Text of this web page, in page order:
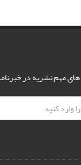
های مهم نشریه در